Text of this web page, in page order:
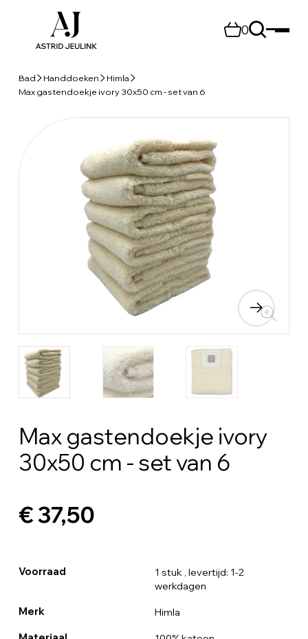
0
Bad Handdoeken
Himla
Max gastendoekje ivory 30x50 cm - set van 6
Max gastendoekje ivory
30x50 cm - set van 6
€ 37,50
Voorraad 1 stuk , levertijd: 1-2
werkdagen
Merk Himla